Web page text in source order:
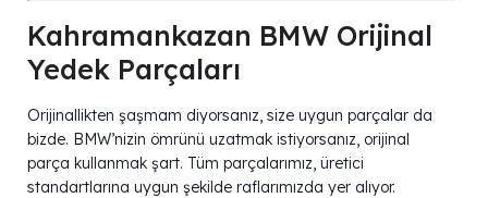
Kahramankazan BMW Orijinal
Yedek Parçaları
Orijinallikten şaşmam diyorsanız, size uygun parçalar da
bizde. BMW’nizin ömrünü uzatmak istiyorsanız, orijinal
parça kullanmak şart. Tüm parçalarımız, üretici
standartlarına uygun şekilde raflarımızda yer alıyor.